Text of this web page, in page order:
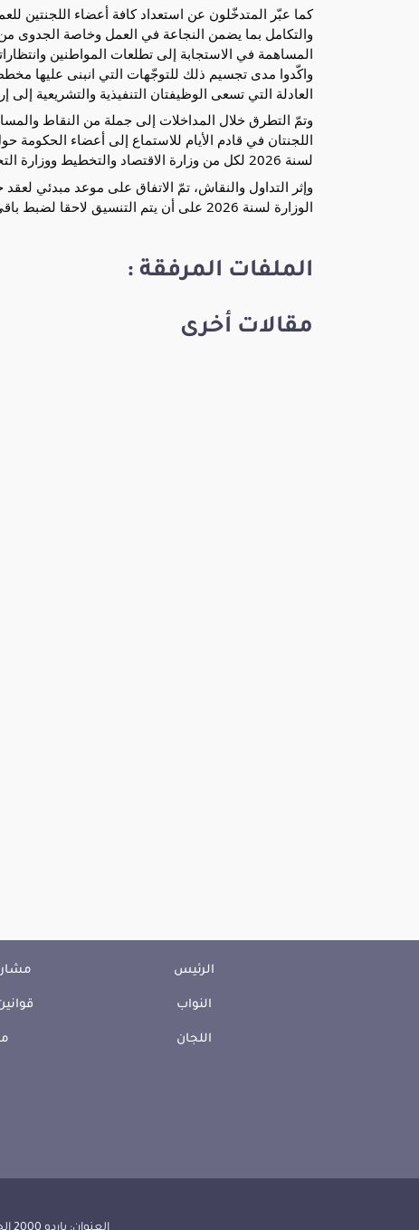
كما عبّر المتدخّلون عن استعداد كافة أعضاء اللجنتين
والتكامل بما يضمن النجاعة في العمل وخاصة الجدوى
المساهمة في الاستجابة إلى تطلعات المواطنين
العادلة التي تسعى الوظيفتان التنفيذية والتشريعية إلى
وتمّ التطرق خلال المداخلات إلى جملة من النقاط
اللجنتان في قادم الأيام للاستماع إلى أعضاء
لسنة 2026 لكل من وزارة الاقتصاد والتخطيط ووزارة التجهيز والإسكان ووزارة النقل.
وإثر التداول والنقاش، تمّ الاتفاق على موعد مبدئي
الوزارة لسنة 2026 على أن يتم التنسيق لاحقا لضبط باقي المواعيد
الملفات المرفقة :
مقالات أخرى
الرئيس
النواب
اللجان